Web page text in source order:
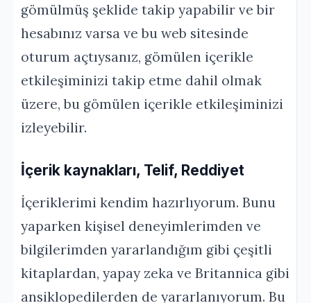
gömülmüş şeklide takip yapabilir ve bir
hesabınız varsa ve bu web sitesinde
oturum açtıysanız, gömülen içerikle
etkileşiminizi takip etme dahil olmak
üzere, bu gömülen içerikle etkileşiminizi
izleyebilir.
İçerik kaynakları, Telif, Reddiyet
İçeriklerimi kendim hazırlıyorum. Bunu
yaparken kişisel deneyimlerimden ve
bilgilerimden yararlandığım gibi çeşitli
kitaplardan, yapay zeka ve Britannica gibi
ansiklopedilerden de yararlanıyorum. Bu